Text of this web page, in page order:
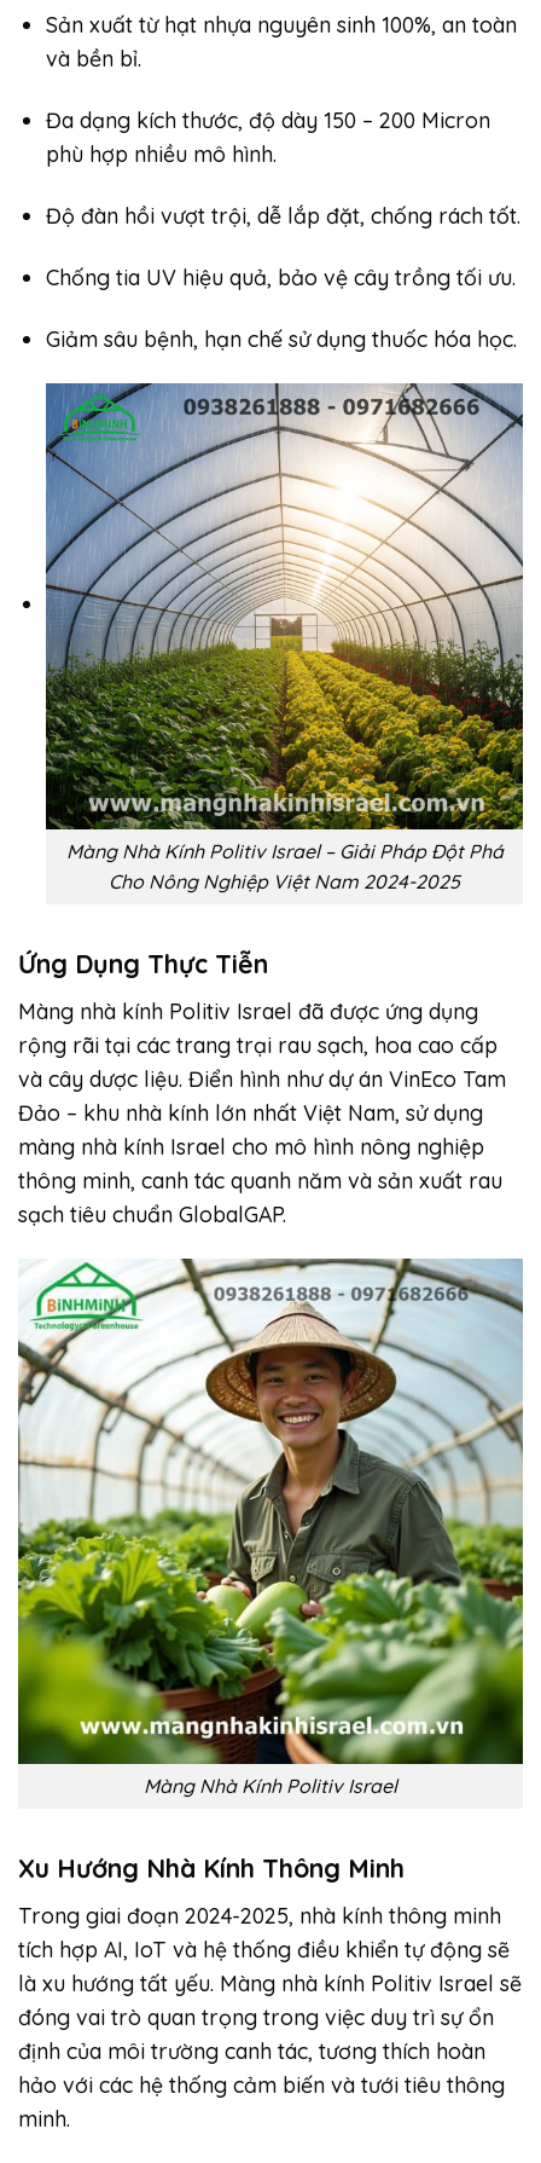
Sản xuất từ hạt nhựa nguyên sinh 100%, an toàn
và bền bỉ.
Đa dạng kích thước, độ dày 150 – 200 Micron
phù hợp nhiều mô hình.
Độ đàn hồi vượt trội, dễ lắp đặt, chống rách tốt.
Chống tia UV hiệu quả, bảo vệ cây trồng tối ưu.
Giảm sâu bệnh, hạn chế sử dụng thuốc hóa học.
Màng Nhà Kính Politiv Israel – Giải Pháp Đột Phá
Cho Nông Nghiệp Việt Nam 2024-2025
Ứng Dụng Thực Tiễn
Màng nhà kính Politiv Israel đã được ứng dụng
rộng rãi tại các trang trại rau sạch, hoa cao cấp
và cây dược liệu. Điển hình như dự án VinEco Tam
Đảo – khu nhà kính lớn nhất Việt Nam, sử dụng
màng nhà kính Israel cho mô hình nông nghiệp
thông minh, canh tác quanh năm và sản xuất rau
sạch tiêu chuẩn GlobalGAP.
Màng Nhà Kính Politiv Israel
Xu Hướng Nhà Kính Thông Minh
Trong giai đoạn 2024-2025, nhà kính thông minh
tích hợp AI, IoT và hệ thống điều khiển tự động sẽ
là xu hướng tất yếu. Màng nhà kính Politiv Israel sẽ
đóng vai trò quan trọng trong việc duy trì sự ổn
định của môi trường canh tác, tương thích hoàn
hảo với các hệ thống cảm biến và tưới tiêu thông
minh.